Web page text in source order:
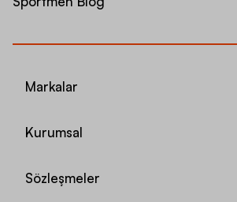
Markalar
Kurumsal
Sözleşmeler